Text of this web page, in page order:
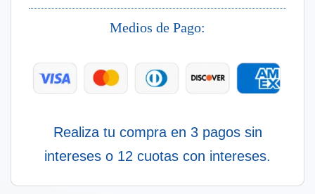
cantidad
Medios de Pago:
Realiza tu compra en 3 pagos sin
intereses o 12 cuotas con intereses.